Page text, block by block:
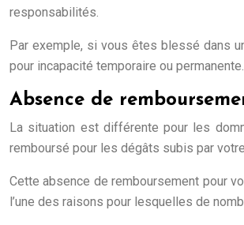
responsabilités.
Par exemple, si vous êtes blessé dans
pour incapacité temporaire ou permanente.
Absence de
La situation est différente pour les
remboursé pour les dégâts subis par
Cette absence de remboursement pour
l’une des raisons pour lesquelles de